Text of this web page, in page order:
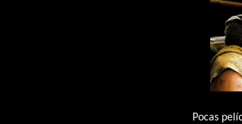
Pocas